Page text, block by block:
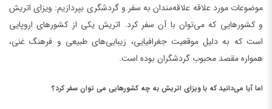
موضوعات مورد علاقه علاقه‌مندان به سفر و گردشگری بپردازیم: ویزای اتریش
و کشورهایی که می‌توان با آن سفر کرد. اتریش یکی از کشورهای اروپایی
است که به دلیل موقعیت جغرافیایی، زیبایی‌های طبیعی و فرهنگ غنی،
همواره مقصد محبوب گردشگران بوده است.
اما آیا می‌دانید که با ویزای اتریش به چه کشورهایی می توان سفر کرد؟